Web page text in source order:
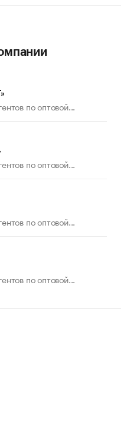
по оптовой...
по оптовой...
по оптовой...
по оптовой...